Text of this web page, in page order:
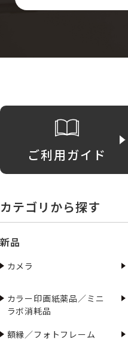
ご利用ガイド
カテゴリから探す
新品
カメラ
カラー印画紙薬品／ミニ
ラボ消耗品
額縁／フォトフレーム